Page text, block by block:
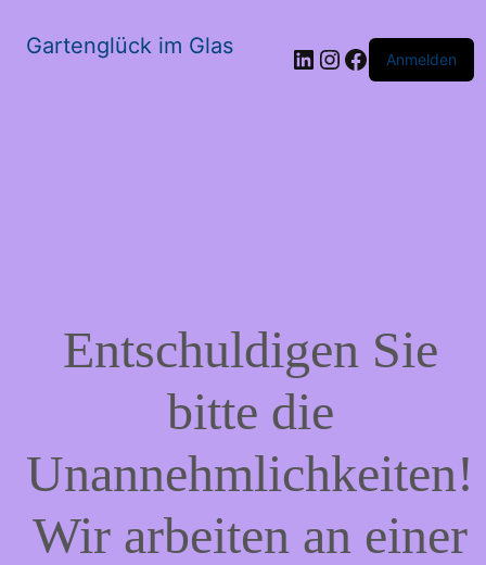
Gartenglück im Glas LinkedIn
Instagram
Facebook
Anmelden
Entschuldigen Sie
bitte die
Unannehmlichkeiten!
Wir arbeiten an einer